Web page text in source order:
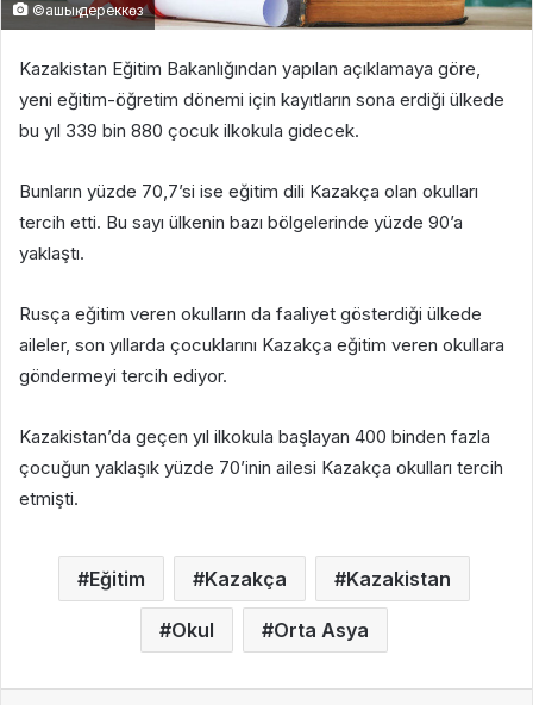
©ашық дереккөз
Kazakistan Eğitim Bakanlığından yapılan açıklamaya göre,
yeni eğitim-öğretim dönemi için kayıtların sona erdiği ülkede
bu yıl 339 bin 880 çocuk ilkokula gidecek.
Bunların yüzde 70,7’si ise eğitim dili Kazakça olan okulları
tercih etti. Bu sayı ülkenin bazı bölgelerinde yüzde 90’a
yaklaştı.
Rusça eğitim veren okulların da faaliyet gösterdiği ülkede
aileler, son yıllarda çocuklarını Kazakça eğitim veren okullara
göndermeyi tercih ediyor.
Kazakistan’da geçen yıl ilkokula başlayan 400 binden fazla
çocuğun yaklaşık yüzde 70’inin ailesi Kazakça okulları tercih
etmişti.
Eğitim Kazakça Kazakistan
Okul Orta Asya